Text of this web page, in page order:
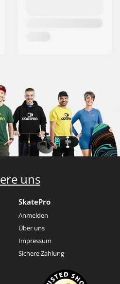
uns
SkatePro
Anmelden
Über uns
Impressum
Sichere Zahlung